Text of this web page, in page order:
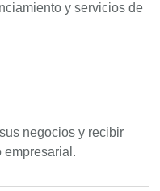
y servicios de
negocios y recibir
empresarial.